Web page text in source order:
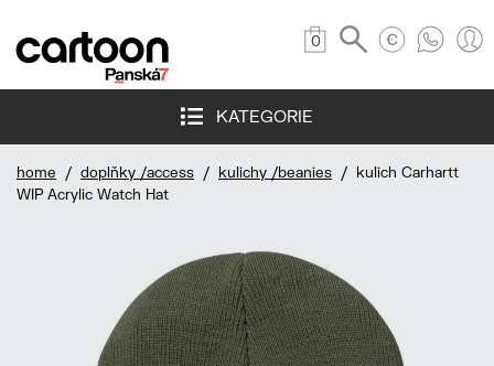
0
KATEGORIE
home / doplňky /access / kulichy /beanies / kulich Carhartt
WIP Acrylic Watch Hat